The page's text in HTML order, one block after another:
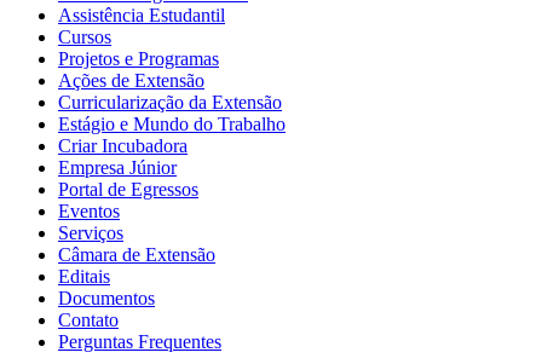
Assistência Estudantil
Cursos
Projetos e Programas
Ações de Extensão
Curricularização da Extensão
Estágio e Mundo do Trabalho
Criar Incubadora
Empresa Júnior
Portal de Egressos
Eventos
Serviços
Câmara de Extensão
Editais
Documentos
Contato
Perguntas Frequentes